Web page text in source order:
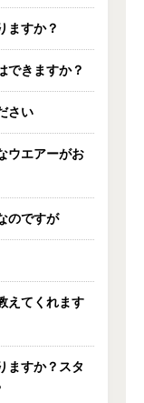
ますか？
できますか？
さい
ウエアーがお
のですが
えてくれます
ますか？スタ